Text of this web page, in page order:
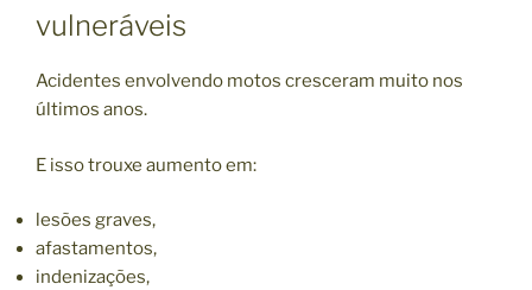
vulneráveis
Acidentes envolvendo motos cresceram muito nos
últimos anos.
E isso trouxe aumento em:
lesões graves,
afastamentos,
indenizações,